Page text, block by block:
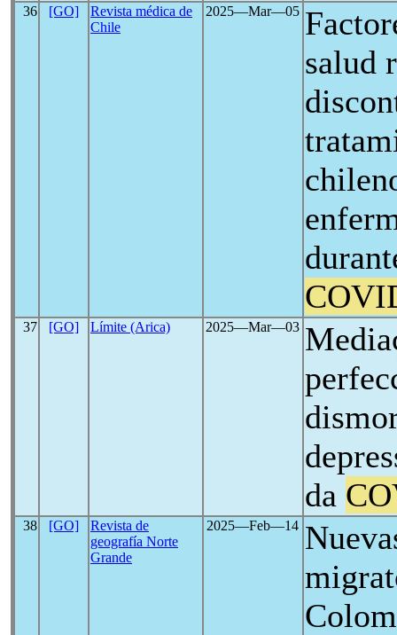
36 [GO]
Revista médica de
Chile
2025―Mar―05
salud
37 [GO] Límite (Arica) 2025―Mar―03
da
38 [GO]
Revista de
geografía Norte
Grande
2025―Feb―14